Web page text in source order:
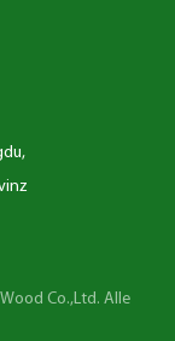
Co.,Ltd. Alle